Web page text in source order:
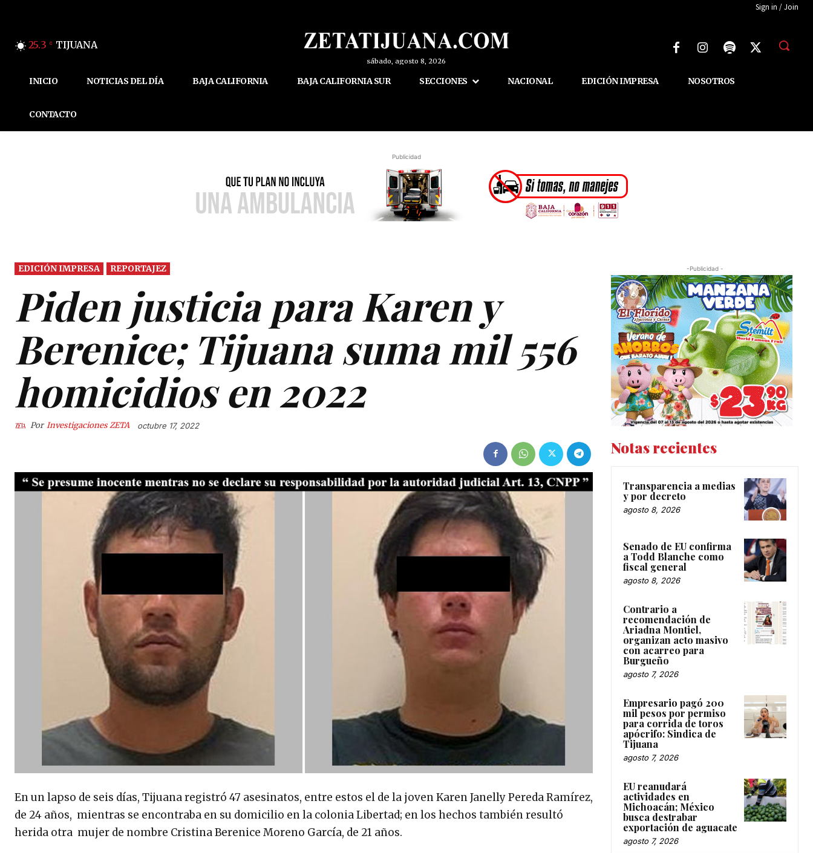
Sign in / Join
25.3 C TIJUANA
sábado, agosto 8, 2026
INICIO NOTICIAS DEL DÍA BAJA CALIFORNIA BAJA CALIFORNIA SUR SECCIONES NACIONAL EDICIÓN IMPRESA NOSOTROS
CONTACTO
Publicidad
EDICIÓN IMPRESA REPORTAJEZ
Piden justicia para Karen y
Berenice; Tijuana suma mil 556
homicidios en 2022
Por Investigaciones ZETA octubre 17, 2022
En un lapso de seis días, Tijuana registró 47 asesinatos, entre estos el de la joven Karen Janelly Pereda Ramírez,
de 24 años, mientras se encontraba en su domicilio en la colonia Libertad; en los hechos también resultó
herida otra mujer de nombre Cristina Berenice Moreno García, de 21 años.
-Publicidad -
Notas recientes
Transparencia a medias
y por decreto
agosto 8, 2026
Senado de EU confirma
a Todd Blanche como
fiscal general
agosto 8, 2026
Contrario a
recomendación de
Ariadna Montiel,
organizan acto masivo
con acarreo para
Burgueño
agosto 7, 2026
Empresario pagó 200
mil pesos por permiso
para corrida de toros
apócrifo: Sindica de
Tijuana
agosto 7, 2026
EU reanudará
actividades en
Michoacán; México
busca destrabar
exportación de aguacate
agosto 7, 2026